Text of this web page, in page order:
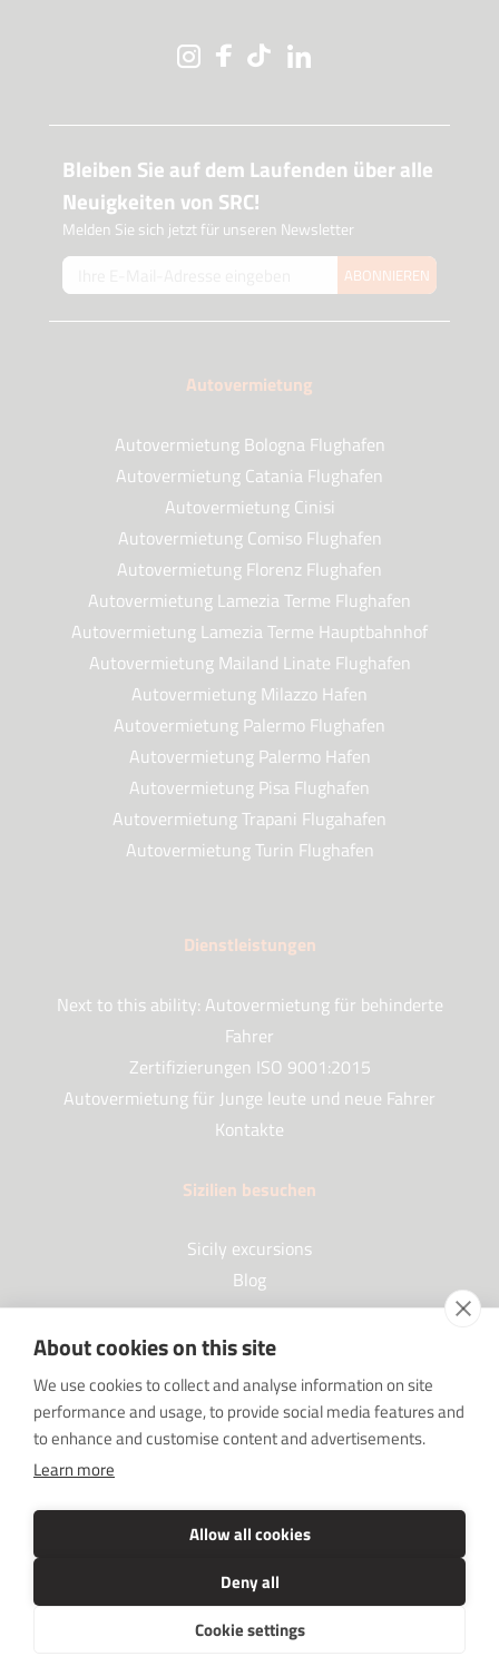
About cookies on this site
We use cookies to collect and analyse information on site
performance and usage, to provide social media features and
to enhance and customise content and advertisements.
Learn more
Allow all cookies
Deny all
Cookie settings
Bleiben Sie auf dem Laufenden über alle
Neuigkeiten von SRC!
Melden Sie sich jetzt für unseren Newsletter
ABONNIEREN
Autovermietung
Autovermietung Bologna Flughafen
Autovermietung Catania Flughafen
Autovermietung Cinisi
Autovermietung Comiso Flughafen
Autovermietung Florenz Flughafen
Autovermietung Lamezia Terme Flughafen
Autovermietung Lamezia Terme Hauptbahnhof
Autovermietung Mailand Linate Flughafen
Autovermietung Milazzo Hafen
Autovermietung Palermo Flughafen
Autovermietung Palermo Hafen
Autovermietung Pisa Flughafen
Autovermietung Trapani Flugahafen
Autovermietung Turin Flughafen
Dienstleistungen
Next to this ability: Autovermietung für behinderte
Fahrer
Zertifizierungen ISO 9001:2015
Autovermietung für Junge leute und neue Fahrer
Kontakte
Sizilien besuchen
Sicily excursions
Blog
Partner
Our Partners
SRC sostiene Imprenditore non sei solo